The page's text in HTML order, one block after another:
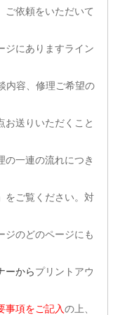
ご依頼をいただいて
にありますライン
内容、修理ご希望の
お送りいただくこと
の一連の流れにつき
をご覧ください。対
ジのどのページにも
ーからプリントアウ
事項をご記入の上、